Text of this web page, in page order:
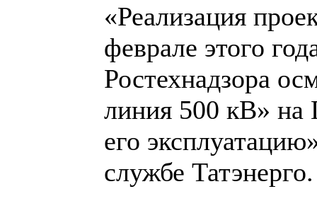
«Реализация
феврале этого
Ростехнадзора
линия 500 кВ» на
его
службе Татэнерго.